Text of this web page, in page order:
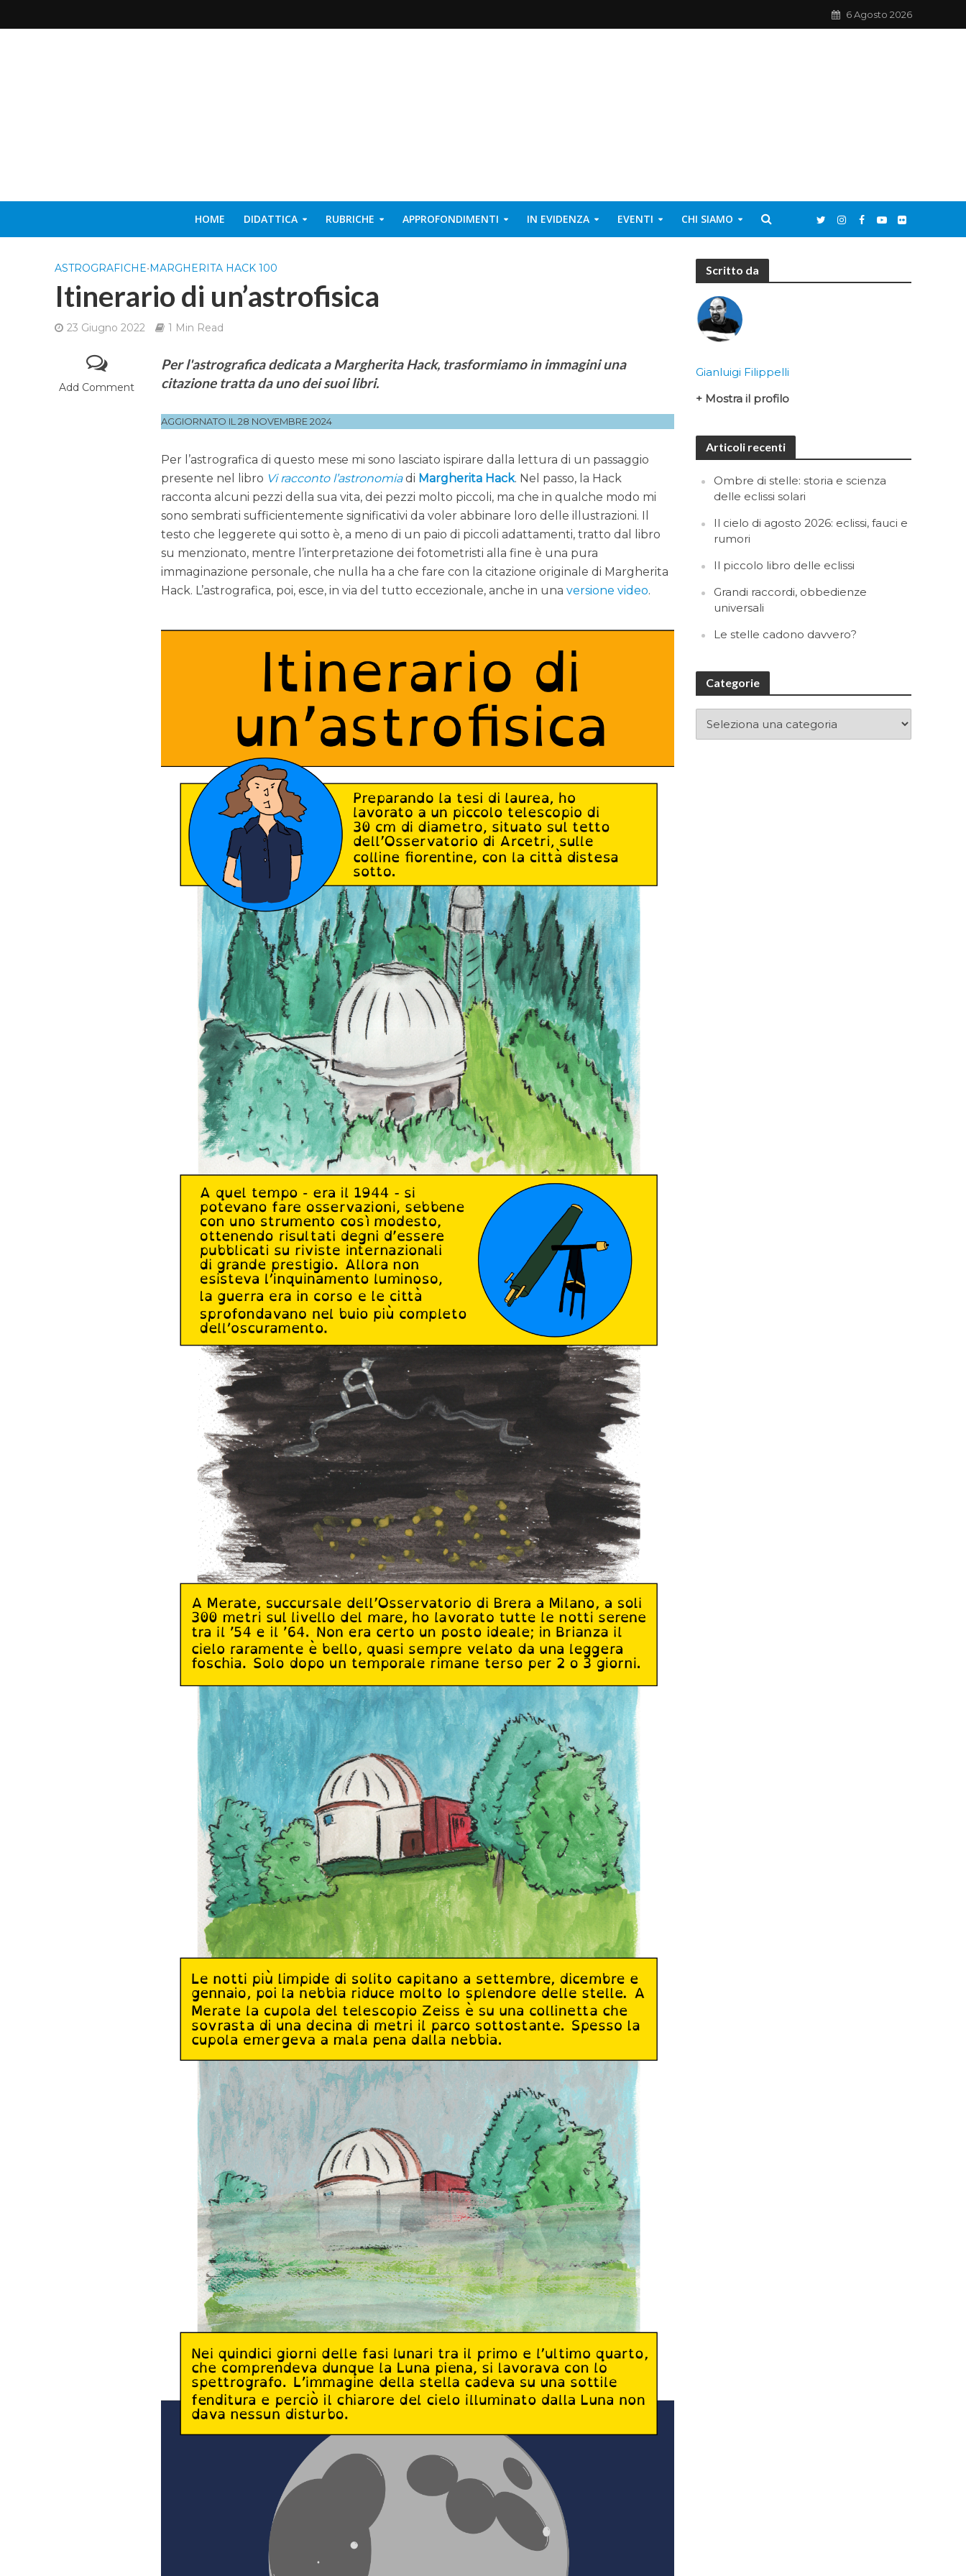
6 Agosto 2026
HOME DIDATTICA RUBRICHE APPROFONDIMENTI IN EVIDENZA EVENTI CHI SIAMO
ASTROGRAFICHE•MARGHERITA HACK 100
Itinerario di un’astrofisica
23 Giugno 2022 1 Min Read
Add Comment
Per l'astrografica dedicata a Margherita Hack, trasformiamo in immagini una
citazione tratta da uno dei suoi libri.
AGGIORNATO IL 28 NOVEMBRE 2024
Per l’astrografica di questo mese mi sono lasciato ispirare dalla lettura di un passaggio
presente nel libro Vi racconto l’astronomiadi Margherita Hack. Nel passo, la Hack
racconta alcuni pezzi della sua vita, dei pezzi molto piccoli, ma che in qualche modo mi
sono sembrati sufficientemente significativi da voler abbinare loro delle illustrazioni. Il
testo che leggerete qui sotto è, a meno di un paio di piccoli adattamenti, tratto dal libro
su menzionato, mentre l’interpretazione dei fotometristi alla fine è una pura
immaginazione personale, che nulla ha a che fare con la citazione originale di Margherita
Hack. L’astrografica, poi, esce, in via del tutto eccezionale, anche in unaversione video.
Scritto da
Gianluigi Filippelli
+ Mostra il profilo
Articoli recenti
Ombre di stelle: storia e scienza
delle eclissi solari
Il cielo di agosto 2026: eclissi, fauci e
rumori
Il piccolo libro delle eclissi
Grandi raccordi, obbedienze
universali
Le stelle cadono davvero?
Categorie